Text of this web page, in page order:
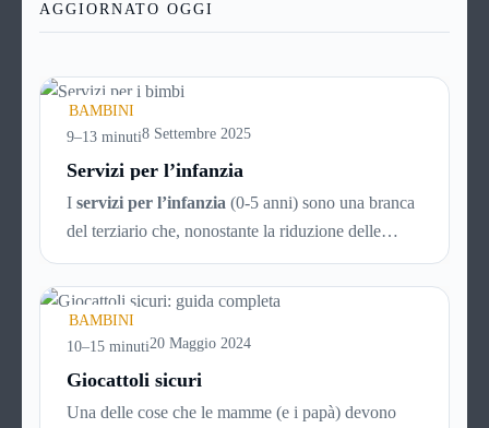
AGGIORNATO OGGI
BAMBINI
9–13 minuti8 Settembre 2025
Servizi per l’infanzia
I servizi per l’infanzia (0-5 anni) sono una branca
del terziario che, nonostante la riduzione delle
nascite in atto da decenni, è comunque in continuo
sviluppo. Ecco quindi un articolo specifico ricco di
consigli utili per la scelta intelligente dei servizi che
possono rendere la vità più facile ai genitori dei
bimbi da 0 a 5 anni, aiutando i neonati nella crescita
BAMBINI
10–15 minuti20 Maggio 2024
Giocattoli sicuri
Una delle cose che le mamme (e i papà) devono